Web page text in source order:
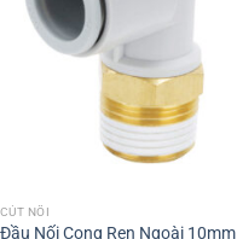
CÚT NỐI
Đầu Nối Cong Ren Ngoài 10mm